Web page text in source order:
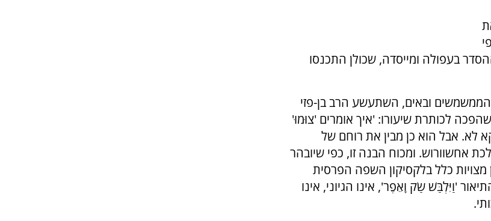
בעפולה ומייסדה, שכולן התכנסו
ובאים, השתעשע הרב בן-פזי
לכותרת שיעורו: 'איך אומרים 'צוּמוּ'
לא. אבל הוא כן מבין את רוחם של
ומכוח הבנה זו, כפי שיובהר
מצויות כלל בלקסיקון השפה הפרסית
'וַיִּלְבַּשׁ שַׂק וָאֵפֶר', אינו הגיוני, אינו